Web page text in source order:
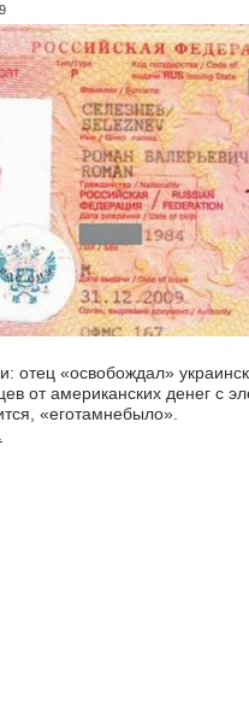
отец «освобождал»
от американских денег с
«еготамнебыло».